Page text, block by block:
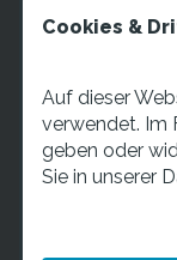
STARTUP
+49 2381
Cookies &
Auf dieser
verwendet. Im
geben oder
Sie in unserer